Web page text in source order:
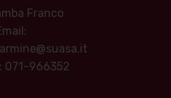
Franco
071-966352